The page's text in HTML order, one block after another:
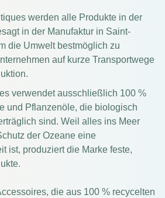
werden alle Produkte in der
in der Manufaktur in Saint-
die Umwelt bestmöglich zu
auf kurze Transportwege
verwendet ausschließlich 100 %
und Pflanzenöle, die biologisch
sind. Weil alles ins Meer
der Ozeane eine
ist, produziert die Marke feste,
die aus 100 % recycelten